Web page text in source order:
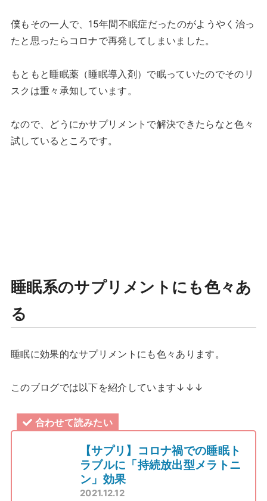
僕もその一人で、15年間不眠症だったのがようやく治っ
たと思ったらコロナで再発してしまいました。
もともと睡眠薬（睡眠導入剤）で眠っていたのでそのリ
スクは重々承知しています。
なので、どうにかサプリメントで解決できたらなと色々
試しているところです。
睡眠系のサプリメントにも色々あ
る
睡眠に効果的なサプリメントにも色々あります。
このブログでは以下を紹介しています↓↓↓
合わせて読みたい
【サプリ】コロナ禍での睡眠ト
ラブルに「持続放出型メラトニ
ン」効果
2021.12.12